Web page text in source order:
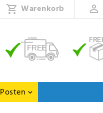
Warenkorb
Posten